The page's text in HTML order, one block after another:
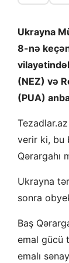
Ukrayna
8-nə
(NEZ) və
(PUA)
verir ki, bu
Qərargahı
Ukrayna
sonra
Baş
emal gücü
emalı